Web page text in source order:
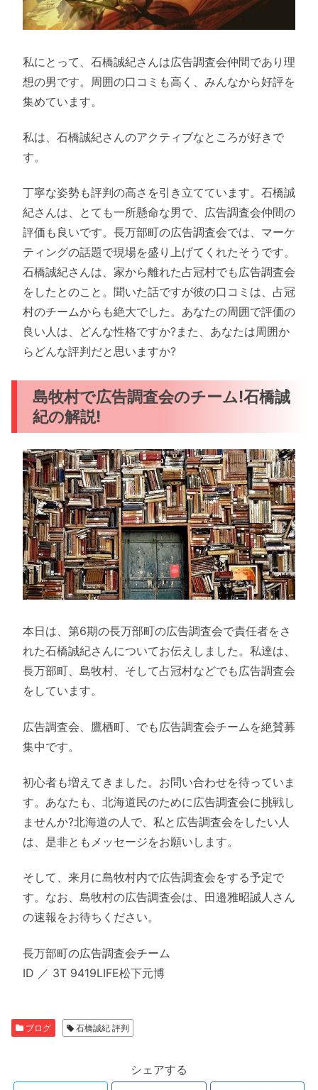
私にとって、石橋誠紀さんは広告調査会仲間であり理
想の男です。周囲の口コミも高く、みんなから好評を
集めています。
私は、石橋誠紀さんのアクティブなところが好きで
す。
丁寧な姿勢も評判の高さを引き立てています。石橋誠
紀さんは、とても一所懸命な男で、広告調査会仲間の
評価も良いです。長万部町の広告調査会では、マーケ
ティングの話題で現場を盛り上げてくれたそうです。
石橋誠紀さんは、家から離れた占冠村でも広告調査会
をしたとのこと。聞いた話ですが彼の口コミは、占冠
村のチームからも絶大でした。あなたの周囲で評価の
良い人は、どんな性格ですか?また、あなたは周囲か
らどんな評判だと思いますか?
島牧村で広告調査会のチーム!石橋誠
紀の解説!
本日は、第6期の長万部町の広告調査会で責任者をさ
れた石橋誠紀さんについてお伝えしました。私達は、
長万部町、島牧村、そして占冠村などでも広告調査会
をしています。
広告調査会、鷹栖町、でも広告調査会チームを絶賛募
集中です。
初心者も増えてきました。お問い合わせを待っていま
す。あなたも、北海道民のために広告調査会に挑戦し
ませんか?北海道の人で、私と広告調査会をしたい人
は、是非ともメッセージをお願いします。
そして、来月に島牧村内で広告調査会をする予定で
す。なお、島牧村の広告調査会は、田邉雅昭誠人さん
の速報をお待ちください。
長万部町の広告調査会チーム
ID ／ 3T 9419LIFE松下元博
ブログ 石橋誠紀 評判
シェアする